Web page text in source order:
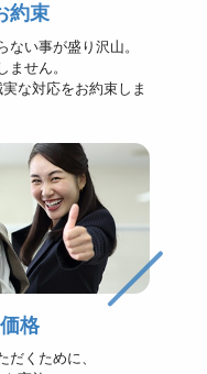
約束
い事が盛り沢山。
ません。
な対応をお約束しま
格
だくために、